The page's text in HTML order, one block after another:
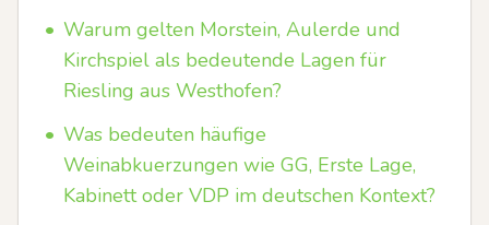
• Warum gelten Morstein, Aulerde und
Kirchspiel als bedeutende Lagen für
Riesling aus Westhofen?
• Was bedeuten häufige
Weinabkuerzungen wie GG, Erste Lage,
Kabinett oder VDP im deutschen Kontext?